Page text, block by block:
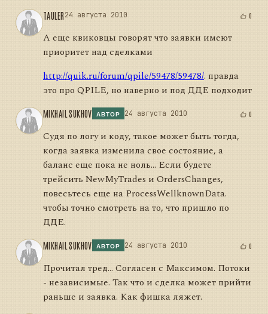
TAULER24 августа 2010 0
А еще квиковцы говорят что заявки имеют
приоритет над сделками
http://quik.ru/forum/qpile/59478/59478/. правда
это про QPILE, но наверно и под ДДЕ подходит
MIKHAIL SUKHOV АВТОР 24 августа 2010 0
Судя по логу и коду, такое может быть тогда,
когда заявка изменила свое состояние, а
баланс еще пока не ноль... Если будете
трейсить NewMyTrades и OrdersChanges,
повесьтесь еще на ProcessWellknownData.
чтобы точно смотреть на то, что пришло по
ДДЕ.
MIKHAIL SUKHOV АВТОР 24 августа 2010 0
Прочитал тред... Согласен с Максимом. Потоки
- независимые. Так что и сделка может прийти
раньше и заявка. Как фишка ляжет.